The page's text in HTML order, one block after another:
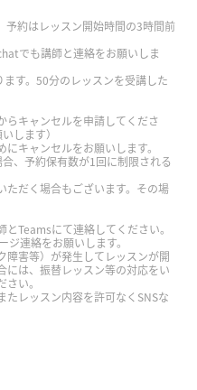
予約はレッスン開始時間の3時間前
でも講師と連絡をお願いしま
す。50分のレッスンを受講した
らキャンセルを申請してくださ
します）
キャンセルをお願いします。
、予約保有数が1回に制限される
ただく場合もございます。その場
Teamsにて連絡してください。
連絡をお願いします。
障害等）が発生してレッスンが開
には、振替レッスン等の対応をい
い。
たレッスン内容を許可なくSNSな